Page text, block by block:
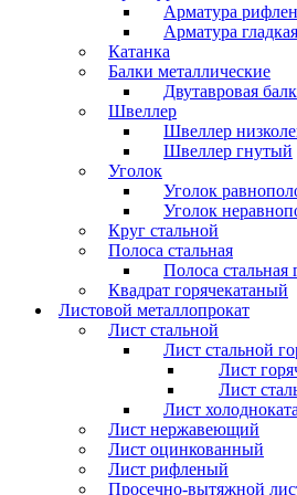
Арматура
Арматура
Катанка
Балки металлические
Двутавровая
Швеллер
Швеллер
Швеллер гнутый
Уголок
Уголок
Уголок
Круг стальной
Полоса стальная
Полоса стальная
Квадрат горячекатаный
Листовой металлопрокат
Лист стальной
Лист стальной
Лист
Лист
Лист
Лист нержавеющий
Лист оцинкованный
Лист рифленый
Просечно-вытяжной